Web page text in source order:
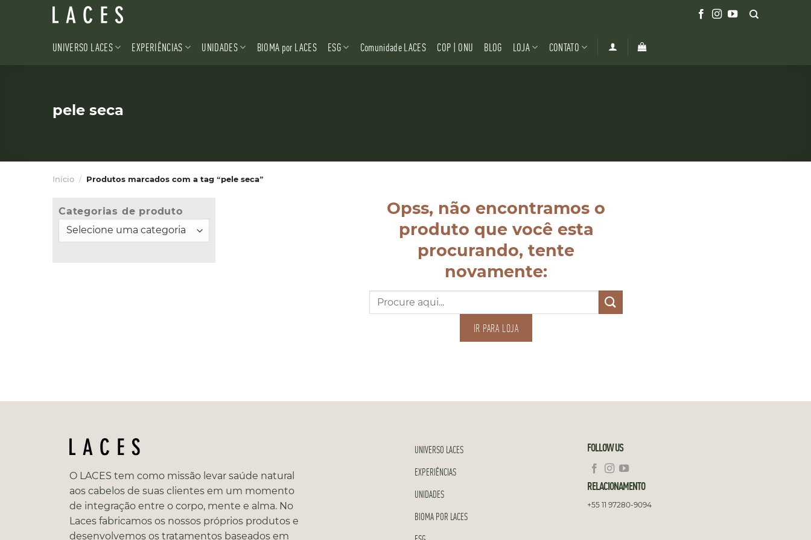
UNIVERSO LACES EXPERIÊNCIAS UNIDADES BIOMA por LACES ESG Comunidade LACES COP | ONU BLOG LOJA CONTATO
pele seca
Início / Produtos marcados com a tag “pele seca”
Categorias de produto
Opss, não encontramos o
produto que você esta
procurando, tente
novamente:
Pesquisar
IR PARA LOJA
O LACES tem como missão levar saúde natural
aos cabelos de suas clientes em um momento
de integração entre o corpo, mente e alma. No
Laces fabricamos os nossos próprios produtos e
desenvolvemos os tratamentos baseados em
UNIVERSO LACES
EXPERIÊNCIAS
UNIDADES
BIOMA POR LACES
FOLLOW US
RELACIONAMENTO
+55 11 97280-9094